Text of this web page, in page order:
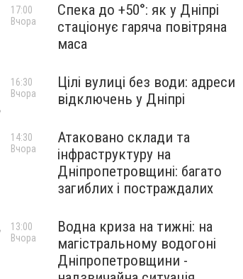
Спека до +50°: як у Дніпрі
стаціонує гаряча повітряна
маса
17:00
Вчора
Цілі вулиці без води: адреси
відключень у Дніпрі
16:30
Вчора
Атаковано склади та
інфраструктуру на
Дніпропетровщині: багато
загиблих і постраждалих
14:30
Вчора
Водна криза на тижні: на
магістральному водогоні
Дніпропетровщини -
13:00
Вчора